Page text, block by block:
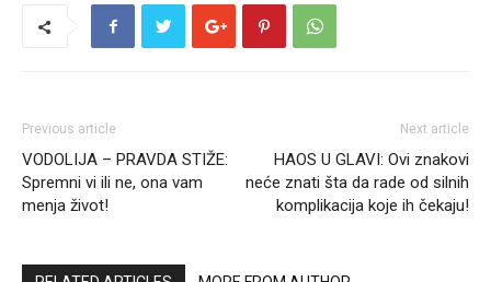
Previous article
VODOLIJA – PRAVDA STIŽE:
Spremni vi ili ne, ona vam
menja život!
Next article
HAOS U GLAVI: Ovi znakovi
neće znati šta da rade od silnih
komplikacija koje ih čekaju!